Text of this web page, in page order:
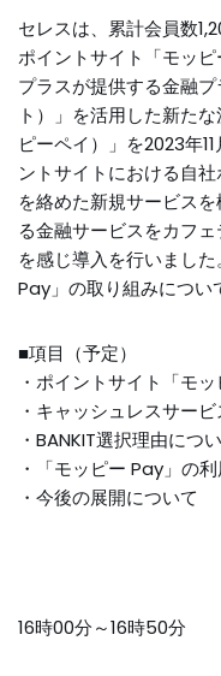
セレスは、累計会員数
ポイントサイト「モッピ
プラスが提供する金融
ト）」を活用した新た
ピーペイ）」を2023年
ントサイトにおける自
を絡めた新規サービス
る金融サービスをカフ
を感じ導入を行いまし
Pay」の取り組みについ
■項目（予定）
・ポイントサイト「モッ
・キャッシュレスサービ
・BANKIT選択理由につ
・「モッピー Pay」の
・今後の展開について
16時00分～16時50分